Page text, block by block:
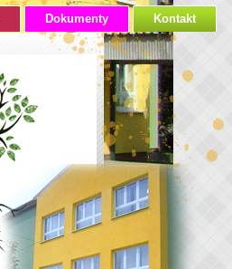
Dokumenty Kontakt